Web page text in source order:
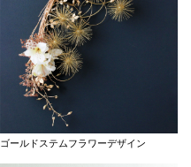
ゴールドステムフラワーデザイン